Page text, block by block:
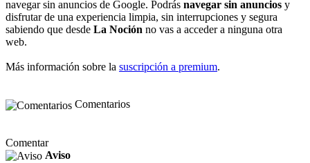
navegar sin anuncios de Google. Podrás navegar sin anuncios y
disfrutar de una experiencia limpia, sin interrupciones y segura
sabiendo que desde La Noción no vas a acceder a ninguna otra
web.
Más información sobre la suscripción a premium.
Comentarios
Comentar
Aviso